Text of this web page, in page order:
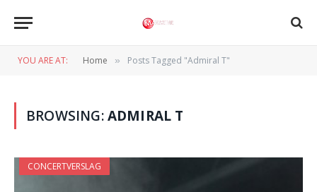
YOU ARE AT: Home » Posts Tagged "Admiral T"
BROWSING:ADMIRAL T
CONCERTVERSLAG